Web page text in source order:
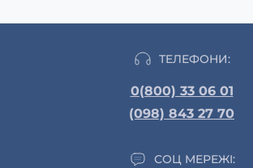
ТЕЛЕФОНИ:
0(800) 33 06 01
(098) 843 27 70
СОЦ МЕРЕЖІ: